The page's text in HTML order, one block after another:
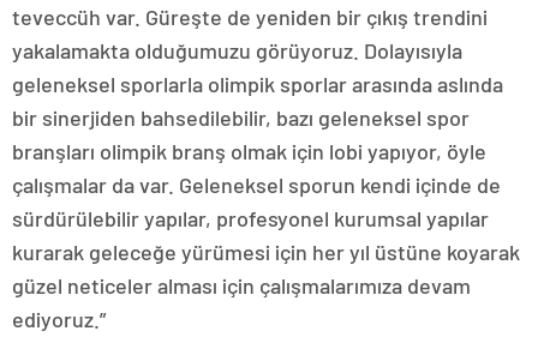
teveccüh var. Güreşte de yeniden bir çıkış trendini
yakalamakta olduğumuzu görüyoruz. Dolayısıyla
geleneksel sporlarla olimpik sporlar arasında aslında
bir sinerjiden bahsedilebilir, bazı geleneksel spor
branşları olimpik branş olmak için lobi yapıyor, öyle
çalışmalar da var. Geleneksel sporun kendi içinde de
sürdürülebilir yapılar, profesyonel kurumsal yapılar
kurarak geleceğe yürümesi için her yıl üstüne koyarak
güzel neticeler alması için çalışmalarımıza devam
ediyoruz.”